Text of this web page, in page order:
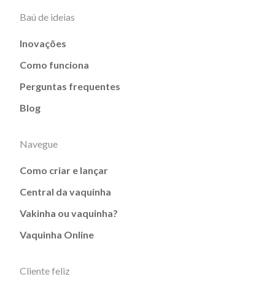
Baú de ideias
Inovações
Como funciona
Perguntas frequentes
Blog
Navegue
Como criar e lançar
Central da vaquinha
Vakinha ou vaquinha?
Vaquinha Online
Cliente feliz